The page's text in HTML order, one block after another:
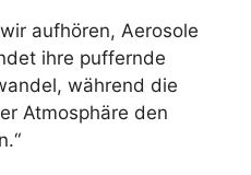
aufhören, Aerosole
ihre puffernde
während die
Atmosphäre den